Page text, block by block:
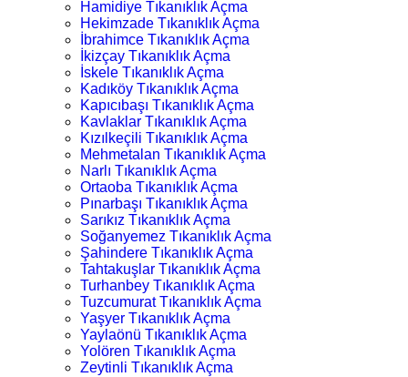
Hamidiye Tıkanıklık Açma
Hekimzade Tıkanıklık Açma
İbrahimce Tıkanıklık Açma
İkizçay Tıkanıklık Açma
İskele Tıkanıklık Açma
Kadıköy Tıkanıklık Açma
Kapıcıbaşı Tıkanıklık Açma
Kavlaklar Tıkanıklık Açma
Kızılkeçili Tıkanıklık Açma
Mehmetalan Tıkanıklık Açma
Narlı Tıkanıklık Açma
Ortaoba Tıkanıklık Açma
Pınarbaşı Tıkanıklık Açma
Sarıkız Tıkanıklık Açma
Soğanyemez Tıkanıklık Açma
Şahindere Tıkanıklık Açma
Tahtakuşlar Tıkanıklık Açma
Turhanbey Tıkanıklık Açma
Tuzcumurat Tıkanıklık Açma
Yaşyer Tıkanıklık Açma
Yaylaönü Tıkanıklık Açma
Yolören Tıkanıklık Açma
Zeytinli Tıkanıklık Açma